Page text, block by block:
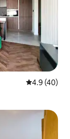
Penarafan
4.9 (40)